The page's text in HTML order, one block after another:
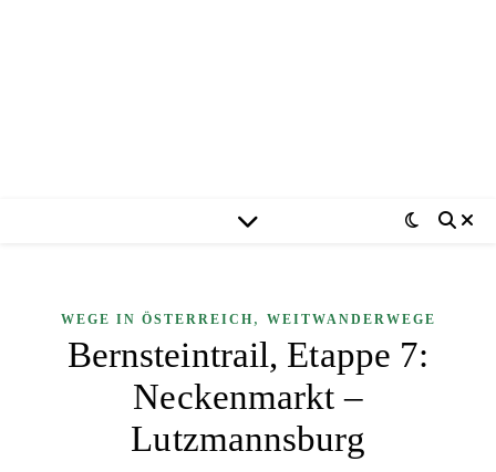
WEGE IN ÖSTERREICH , WEITWANDERWEGE
Bernsteintrail, Etappe 7:
Neckenmarkt –
Lutzmannsburg